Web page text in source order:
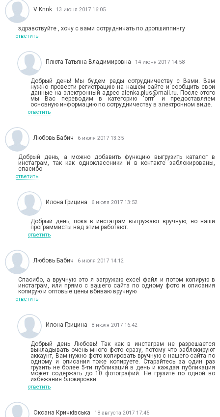
V Knnk 13 июня 2017 16:05
здравствуйте , хочу с вами сотрудничать по дропшиппингу
ответить
Плюта Татьяна Владимировна 14 июня 2017 14:58
Добрый день! Мы будем рады сотрудничеству с Вами. Вам
нужно провести регистрацию на нашем сайте и сообщить свои
данные на электронный адрес alenka.plus@mail.ru. После этого
мы Вас переводим в категорию "опт" и предоставляем
основную информацию по сотрудничеству в электронном виде.
ответить
Любовь Бабич 6 июля 2017 13:35
Добрый день, а можно добавить функцию выгрузить каталог в
инстаграм, так как одноклассники и в контакте заблокированы,
спасибо
ответить
Илона Грицина 6 июля 2017 13:52
Добрый день, пока в инстаграм выгружают вручную, но наши
программисты над этим работают.
ответить
Любовь Бабич 6 июля 2017 14:12
Спасибо, а вручную это я загружаю excel файл и потом копирую в
инстаграм, или прямо с вашего сайта по одному фото и описания
копирую и оптовые цены вбиваю вручную
ответить
Илона Грицина 8 июля 2017 16:42
Добрый день Любовь! Так как в инстаграм не разрешается
выкладывать очень много фото сразу, потому что заблокируют
аккаунт, Вам нужно фото копировать вручную с нашего сайта по
одному и описания тоже копируете. Старайтесь за один раз
грузить не более 5-ти публикаций в день и каждая публикация
может содержать до 10 фотографий. Не грузите по одной во
избежания блокировки.
ответить
Oксана Кричківська 18 августа 2017 17:45